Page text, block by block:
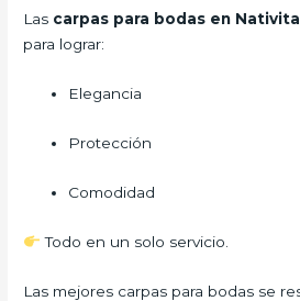
Las carpas para bodas en
para lograr:
Elegancia
Protección
Comodidad
Todo en un solo servicio.
Las mejores carpas para bodas se